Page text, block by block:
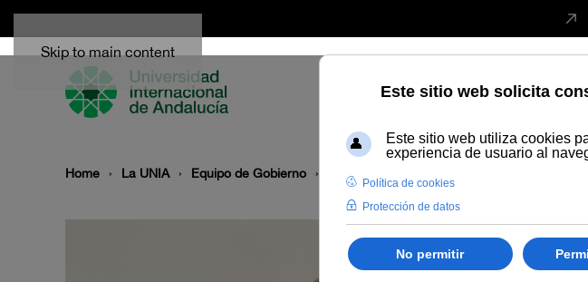
Skip to main content
Home La UNIA Equipo de Gobierno José Antonio Piedra Fernández